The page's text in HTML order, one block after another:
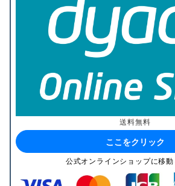
送料無料
ここをクリック
公式オンラインショップに移動